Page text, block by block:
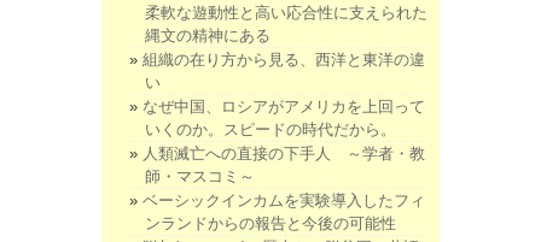
柔軟な遊動性と高い応合性に支えられた
縄文の精神にある
組織の在り方から見る、西洋と東洋の違
い
なぜ中国、ロシアがアメリカを上回って
いくのか。スピードの時代だから。
人類滅亡への直接の下手人 ～学者・教
師・マスコミ～
ベーシックインカムを実験導入したフィ
ンランドからの報告と今後の可能性